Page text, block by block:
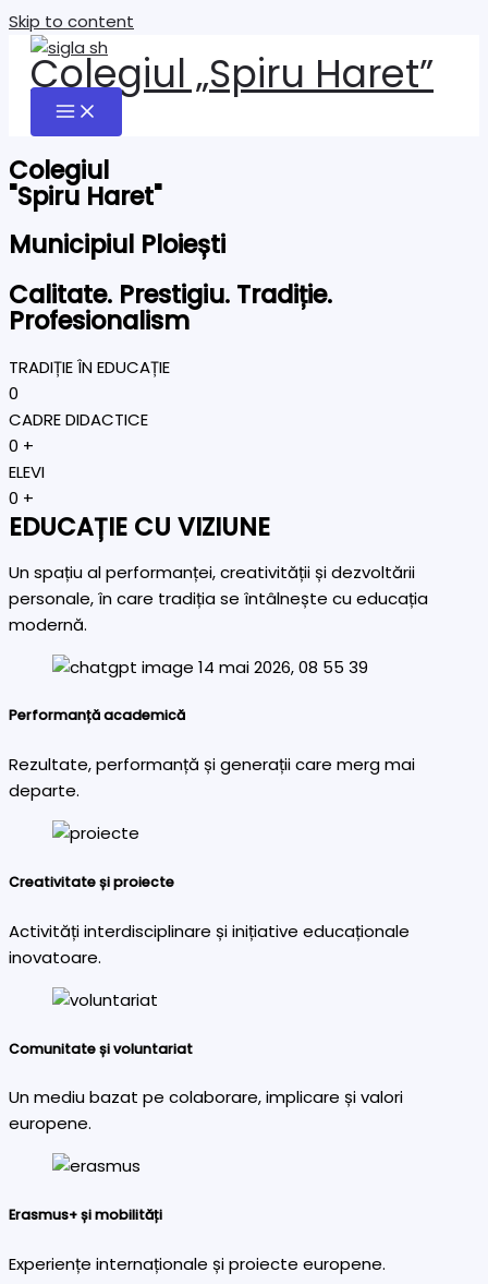
Skip to content
Colegiul „Spiru Haret”
Colegiul
"Spiru Haret"
Municipiul Ploiești
Calitate. Prestigiu. Tradiție.
Profesionalism
TRADIȚIE ÎN EDUCAȚIE
0
CADRE DIDACTICE
0 +
ELEVI
0 +
EDUCAȚIE CU VIZIUNE
Un spațiu al performanței, creativității și dezvoltării
personale, în care tradiția se întâlnește cu educația
modernă.
Performanță academică
Rezultate, performanță și generații care merg mai
departe.
Creativitate și proiecte
Activități interdisciplinare și inițiative educaționale
inovatoare.
Comunitate și voluntariat
Un mediu bazat pe colaborare, implicare și valori
europene.
Erasmus+ și mobilități
Experiențe internaționale și proiecte europene.